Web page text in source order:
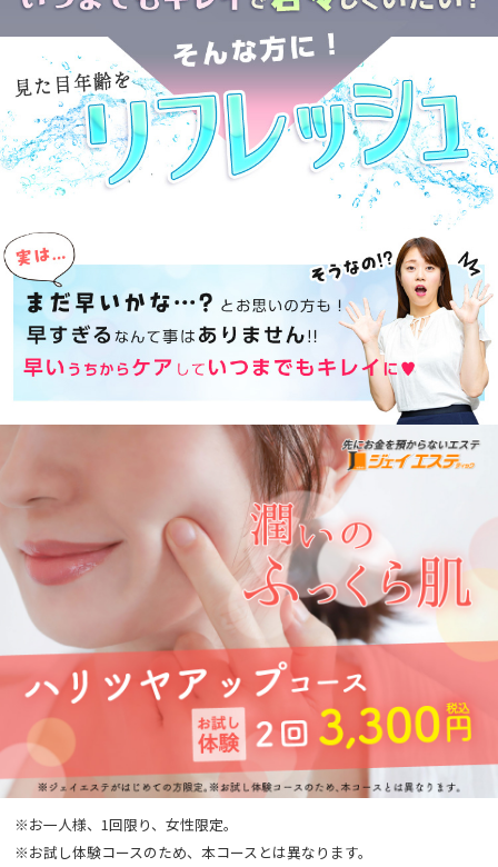
※お一人様、1回限り、女性限定。
※お試し体験コースのため、本コースとは異なります。